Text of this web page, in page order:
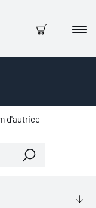
Panier
d'autrice